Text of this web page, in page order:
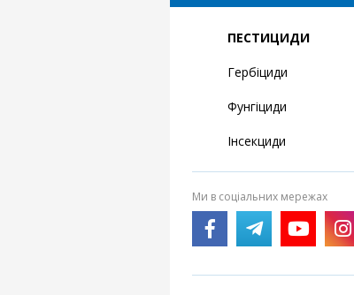
ПЕСТИЦИДИ
Гербіциди
Фунгіциди
Інсекциди
Ми в соціальних мережах